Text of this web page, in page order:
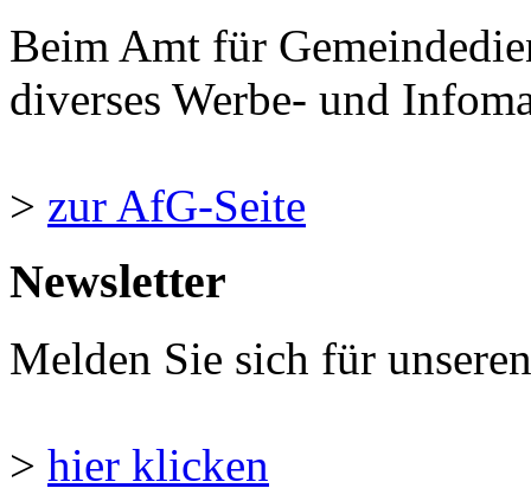
Beim Amt für
diverses Werbe- und
> zur AfG-Seite
Newsletter
Melden Sie sich für
> hier klicken